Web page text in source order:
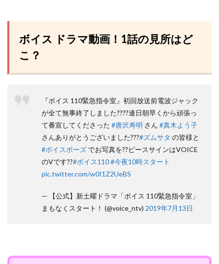
ボイス ドラマ動画！1話の見所はど
こ？
『ボイス 110緊急指令室』初回放送前電波ジャック
が全て無事終了しました????連日朝早くから頑張っ
て番宣してくださった #唐沢寿明 さん #真木よう子
さんありがとうございました???#ズムサタ の皆様と
#ボイスポーズ でお写真を??ピースサインはVOICE
のVです??#ボイス110#今夜10時スタート
pic.twitter.com/w0I1Z2UeBS
— 【公式】新土曜ドラマ「ボイス 110緊急指令室」
まもなくスタート！ (@voice_ntv) 2019年7月13日